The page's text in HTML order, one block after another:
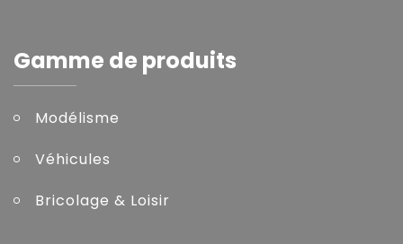
Gamme de produits
Modélisme
Véhicules
Bricolage & Loisir